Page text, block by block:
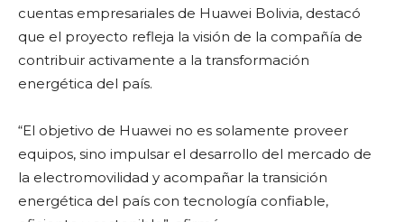
cuentas empresariales de Huawei Bolivia, destacó
que el proyecto refleja la visión de la compañía de
contribuir activamente a la transformación
energética del país.
“El objetivo de Huawei no es solamente proveer
equipos, sino impulsar el desarrollo del mercado de
la electromovilidad y acompañar la transición
energética del país con tecnología confiable,